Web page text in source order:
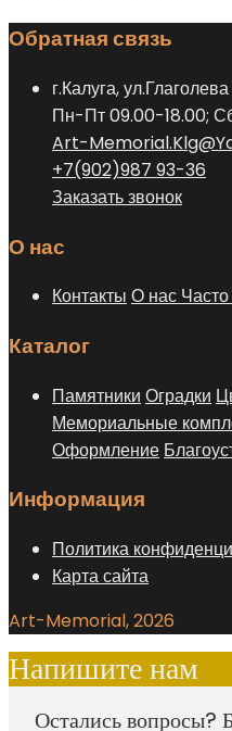
Обратная связь
г.Калуга,
Пн-Пт 09.00-18.00;
Art-
+7(902)987 93-36
Заказать звонок
О нас
Контакты О нас
Каталог
Памятники Оградки
Мемориальные
Оформление
Информация
Политика
Карта сайта
Art-Memorial, 2026
Напишите нам
Остались вопросы?